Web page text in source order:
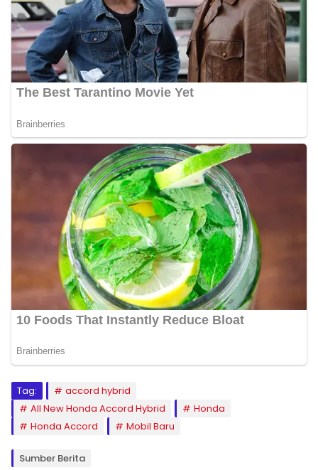
Tag:
accord hybrid
All New Honda Accord Hybrid
Honda
Honda Accord
Mobil Baru
Sumber Berita